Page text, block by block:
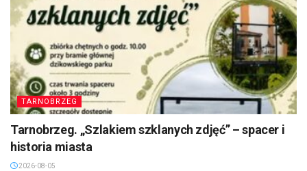
TARNOBRZEG
Tarnobrzeg. „Szlakiem szklanych zdjęć” – spacer i
historia miasta
2026-08-05